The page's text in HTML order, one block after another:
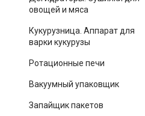
овощей и мяса
Кукурузница. Аппарат для
варки кукурузы
Ротационные печи
Вакуумный упаковщик
Запайщик пакетов